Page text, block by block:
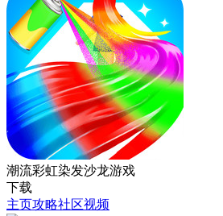
潮流彩虹染发沙龙游戏
下载
主页攻略社区视频